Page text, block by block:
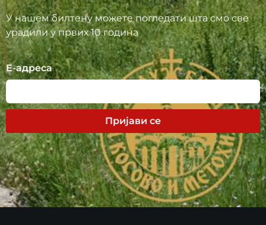
У нашем билтену можете погледати шта смо све
урадили у првих 10 година
Е-адреса
Пријави се